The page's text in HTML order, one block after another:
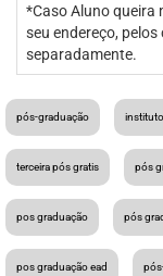
*Caso Aluno queira
seu endereço,
separadamente.
pós-graduação
terceira pós gratis pós
pos graduação pós
pos graduação ead